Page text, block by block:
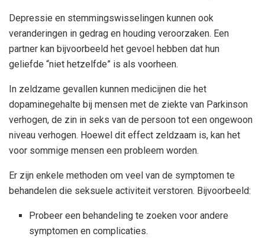
Depressie en stemmingswisselingen kunnen ook
veranderingen in gedrag en houding veroorzaken. Een
partner kan bijvoorbeeld het gevoel hebben dat hun
geliefde “niet hetzelfde” is als voorheen.
In zeldzame gevallen kunnen medicijnen die het
dopaminegehalte bij mensen met de ziekte van Parkinson
verhogen, de zin in seks van de persoon tot een ongewoon
niveau verhogen. Hoewel dit effect zeldzaam is, kan het
voor sommige mensen een probleem worden.
Er zijn enkele methoden om veel van de symptomen te
behandelen die seksuele activiteit verstoren. Bijvoorbeeld:
Probeer een behandeling te zoeken voor andere
symptomen en complicaties.